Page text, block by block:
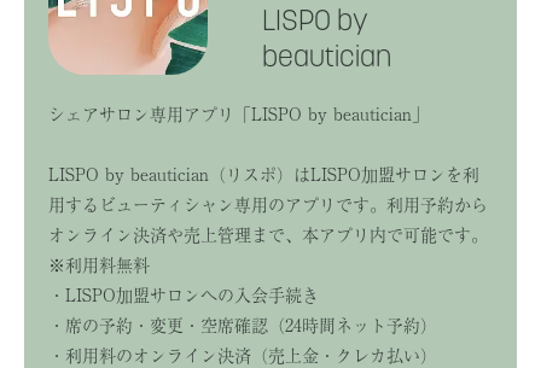
LISPO by
beautician
シェアサロン専用アプリ「LISPO by beautician」
LISPO by beautician（リスポ）はLISPO加盟サロンを利
用するビューティシャン専用のアプリです。利用予約から
オンライン決済や売上管理まで、本アプリ内で可能です。
※利用料無料
・LISPO加盟サロンへの入会手続き
・席の予約・変更・空席確認（24時間ネット予約）
・利用料のオンライン決済（売上金・クレカ払い）